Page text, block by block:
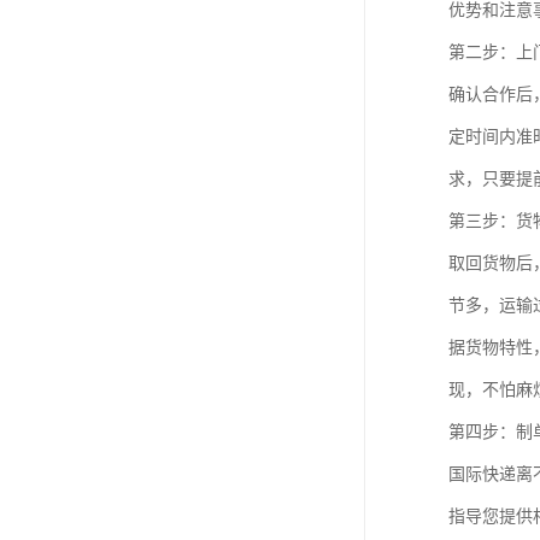
优势和注意
第二步：
确认合作后
定时间内准
求，只要提
第三步：
取回货物后
节多，运输
据货物特性
现，不怕麻
第四步：
国际快递
指导您提供